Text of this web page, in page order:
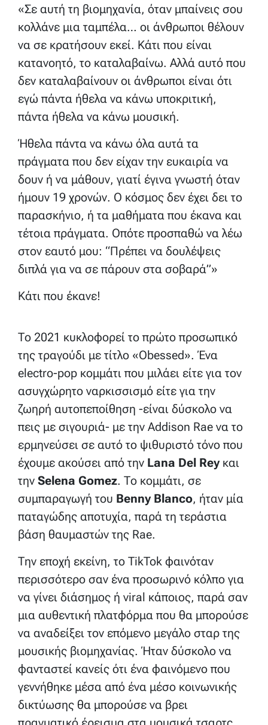
«Σε αυτή τη βιομηχανία, όταν μπαίνεις σου
κολλάνε μια ταμπέλα… οι άνθρωποι θέλουν
να σε κρατήσουν εκεί. Κάτι που είναι
κατανοητό, το καταλαβαίνω. Αλλά αυτό που
δεν καταλαβαίνουν οι άνθρωποι είναι ότι
εγώ πάντα ήθελα να κάνω υποκριτική,
πάντα ήθελα να κάνω μουσική.
Ήθελα πάντα να κάνω όλα αυτά τα
πράγματα που δεν είχαν την ευκαιρία να
δουν ή να μάθουν, γιατί έγινα γνωστή όταν
ήμουν 19 χρονών. Ο κόσμος δεν έχει δει το
παρασκήνιο, ή τα μαθήματα που έκανα και
τέτοια πράγματα. Οπότε προσπαθώ να λέω
στον εαυτό μου: “Πρέπει να δουλέψεις
διπλά για να σε πάρουν στα σοβαρά”»
Κάτι που έκανε!
Το 2021 κυκλοφορεί το πρώτο προσωπικό
της τραγούδι με τίτλο «Obessed». Ένα
electro-pop κομμάτι που μιλάει είτε για τον
ασυγχώρητο ναρκισσισμό είτε για την
ζωηρή αυτοπεποίθηση -είναι δύσκολο να
πεις με σιγουριά- με την Addison Rae να το
ερμηνεύσει σε αυτό το ψιθυριστό τόνο που
έχουμε ακούσει από την Lana Del Reyκαι
την Selena Gomez. Το κομμάτι, σε
συμπαραγωγή του Benny Blanco, ήταν μία
παταγώδης αποτυχία, παρά τη τεράστια
βάση θαυμαστών της Rae.
Την εποχή εκείνη, το TikTok φαινόταν
περισσότερο σαν ένα προσωρινό κόλπο για
να γίνει διάσημος ή viral κάποιος, παρά σαν
μια αυθεντική πλατφόρμα που θα μπορούσε
να αναδείξει τον επόμενο μεγάλο σταρ της
μουσικής βιομηχανίας. Ήταν δύσκολο να
φανταστεί κανείς ότι ένα φαινόμενο που
γεννήθηκε μέσα από ένα μέσο κοινωνικής
δικτύωσης θα μπορούσε να βρει